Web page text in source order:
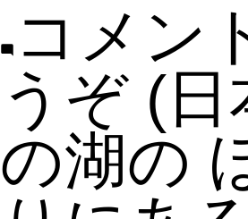
コメン
うぞ (日
の湖の